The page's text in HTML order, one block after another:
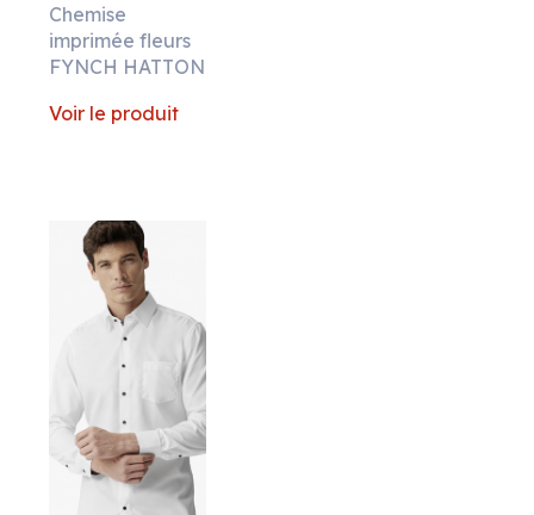
Chemise
imprimée fleurs
FYNCH HATTON
Voir le produit